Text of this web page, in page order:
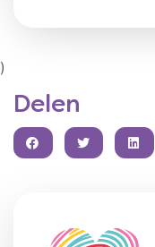
Kaart
)
Delen
FACEBOOKTWITTER